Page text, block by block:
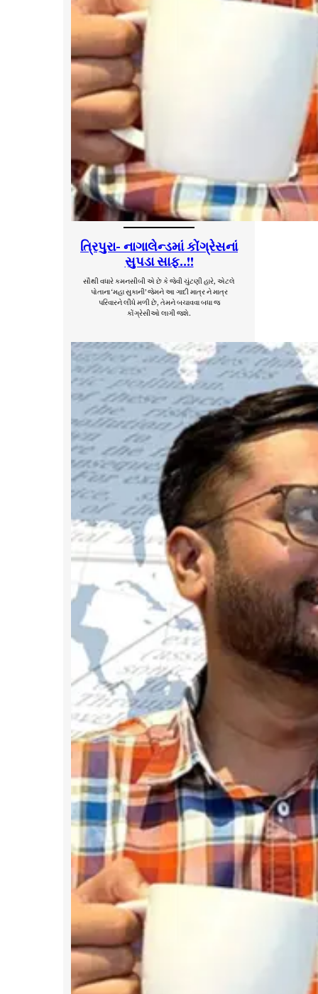
ત્રિપુરા- નાગાલેન્ડમાં કોંગ્રેસનાં
સુપડા સાફ..!!
સૌથી વધારે કમનસીબી એ છે કે જેવી ચુંટણી હારે, એટલે
પોતાના ‘મહા સુકાની’ જેમને આ ગાદી માત્ર ને માત્ર
પરિવારને લીધે મળી છે, તેમને બચાવવા બધા જ
કોંગ્રેસીઓ લાગી જશે.